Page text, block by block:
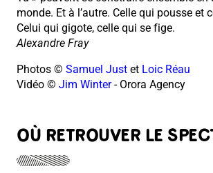
monde. Et à l’autre. Celle qui pousse et
Celui qui gigote, celle qui se fige.
Alexandre Fray
Photos © Samuel Just et Loic Réau
Vidéo © Jim Winter- Orora Agency
OÙ RETROUVER LE